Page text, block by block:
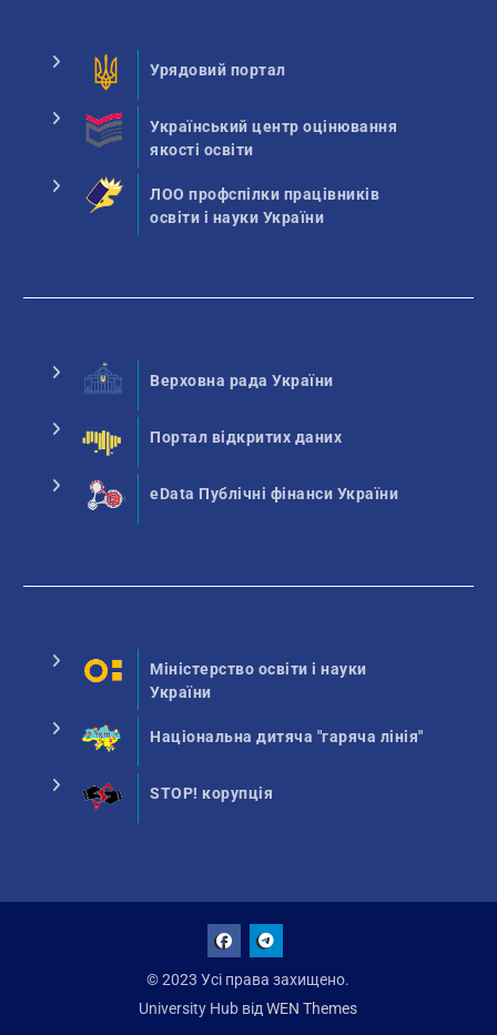
Урядовий портал
Український центр оцінювання
якості освіти
ЛОО профспілки працівників
освіти і науки України
Верховна рада України
Портал відкритих даних
eData Публічні фінанси України
Міністерство освіти і науки
України
Національна дитяча "гаряча лінія"
STOP! корупція
© 2023 Усі права захищено.
University Hub відWEN Themes